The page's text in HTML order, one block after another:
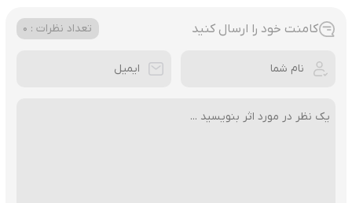
کامنت خود را ارسال کنید تعداد نظرات : 0